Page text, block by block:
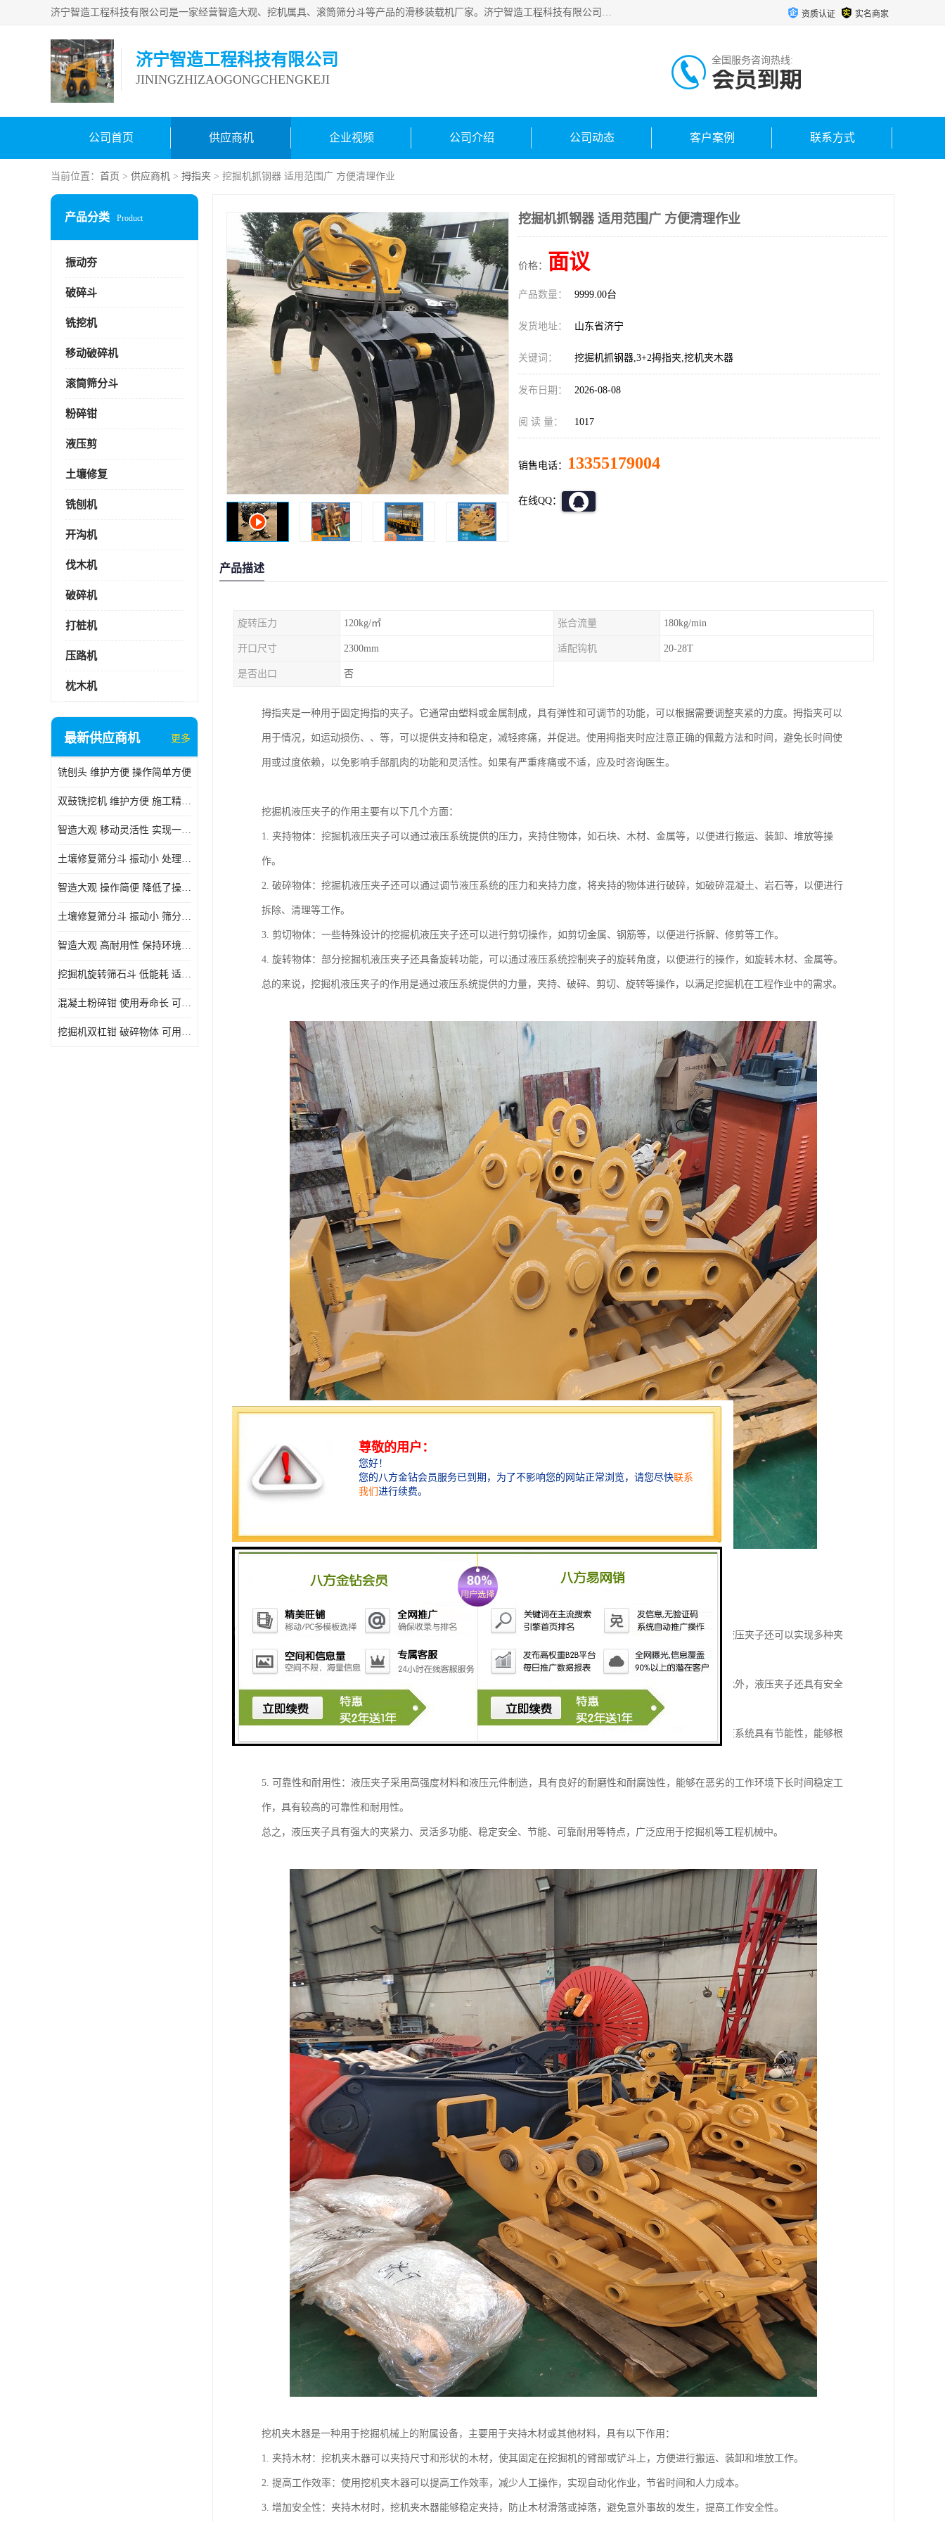
济宁智造工程科技有限公司是一家经营智造大观、挖机属具、滚筒筛分斗等产品的滑移装载机厂家。济宁智造工程科技有限公司奉行以质量赢得用户，诚信为本，互利共赢的宗旨，依靠雄厚的技术力量，科学的管理制度，先进的加工检测设备，始终坚持以客户为中心，免费咨询！ 资质认证 实名商家
济宁智造工程科技有限公司
JININGZHIZAOGONGCHENGKEJI
全国服务咨询热线:
会员到期
公司首页 供应商机 企业视频 公司介绍 公司动态 客户案例 联系方式
当前位置： 首页 > 供应商机 > 拇指夹 > 挖掘机抓钢器 适用范围广 方便清理作业
产品分类 Product
振动夯
破碎斗
铣挖机
移动破碎机
滚筒筛分斗
粉碎钳
液压剪
土壤修复
铣刨机
开沟机
伐木机
破碎机
打桩机
压路机
枕木机
最新供应商机 更多
铣刨头 维护方便 操作简单方便
双鼓铣挖机 维护方便 施工精度高
智造大观 移动灵活性 实现一机多用
土壤修复筛分斗 振动小 处理能力大
智造大观 操作简便 降低了操作难度
土壤修复筛分斗 振动小 筛分效果可调节
智造大观 高耐用性 保持环境整洁
挖掘机旋转筛石斗 低能耗 适用范围广
混凝土粉碎钳 使用寿命长 可用于多种场合
挖掘机双杠钳 破碎物体 可用于多种场合
挖掘机抓钢器 适用范围广 方便清理作业
价格： 面议
产品数量： 9999.00台
发货地址： 山东省济宁
关键词： 挖掘机抓钢器,3+2拇指夹,挖机夹木器
发布日期： 2026-08-08
阅 读 量： 1017
销售电话： 13355179004
在线QQ：
产品描述
旋转压力 120kg/㎡ 张合流量 180kg/min
开口尺寸 2300mm 适配钩机 20-28T
是否出口 否
拇指夹是一种用于固定拇指的夹子。它通常由塑料或金属制成，具有弹性和可调节的功能，可以根据需要调整夹紧的力度。拇指夹可以
用于情况，如运动损伤、、等，可以提供支持和稳定，减轻疼痛，并促进。使用拇指夹时应注意正确的佩戴方法和时间，避免长时间使
用或过度依赖，以免影响手部肌肉的功能和灵活性。如果有严重疼痛或不适，应及时咨询医生。
挖掘机液压夹子的作用主要有以下几个方面：
1. 夹持物体：挖掘机液压夹子可以通过液压系统提供的压力，夹持住物体，如石块、木材、金属等，以便进行搬运、装卸、堆放等操
作。
2. 破碎物体：挖掘机液压夹子还可以通过调节液压系统的压力和夹持力度，将夹持的物体进行破碎，如破碎混凝土、岩石等，以便进行
拆除、清理等工作。
3. 剪切物体：一些特殊设计的挖掘机液压夹子还可以进行剪切操作，如剪切金属、钢筋等，以便进行拆解、修剪等工作。
4. 旋转物体：部分挖掘机液压夹子还具备旋转功能，可以通过液压系统控制夹子的旋转角度，以便进行的操作，如旋转木材、金属等。
总的来说，挖掘机液压夹子的作用是通过液压系统提供的力量，夹持、破碎、剪切、旋转等操作，以满足挖掘机在工程作业中的需求。
挖掘机液压夹子的特点包括：
1. 强大的夹紧力：液压夹子通过液压系统提供高压力，能够夹紧和固定材料和物体，具有较强的夹紧力。
2. 灵活性和多功能性：液压夹子可以根据需要调整夹紧力的大小，适应不同材料和物体的夹紧需求。同时，液压夹子还可以实现多种夹
紧方式，如夹紧、抓取、旋转等，具有较强的适应性和多功能性。
3. 稳定性和安全性：液压夹子采用液压系统控制，具有稳定可靠的工作性能，能够在工况下实现夹紧操作。此外，液压夹子还具有安全
保护装置，如过载保护、漏油报警等，保障操作人员和设备的安全。
4. 性和节能性：液压夹子通过液压系统提供动力，具有快速夹紧和释放的能力，提高了工作效率。同时，液压系统具有节能性，能够根
5. 可靠性和耐用性：液压夹子采用高强度材料和液压元件制造，具有良好的耐磨性和耐腐蚀性，能够在恶劣的工作环境下长时间稳定工
作，具有较高的可靠性和耐用性。
总之，液压夹子具有强大的夹紧力、灵活多功能、稳定安全、节能、可靠耐用等特点，广泛应用于挖掘机等工程机械中。
挖机夹木器是一种用于挖掘机械上的附属设备，主要用于夹持木材或其他材料，具有以下作用：
1. 夹持木材：挖机夹木器可以夹持尺寸和形状的木材，使其固定在挖掘机的臂部或铲斗上，方便进行搬运、装卸和堆放工作。
2. 提高工作效率：使用挖机夹木器可以提高工作效率，减少人工操作，实现自动化作业，节省时间和人力成本。
3. 增加安全性：夹持木材时，挖机夹木器能够稳定夹持，防止木材滑落或掉落，避免意外事故的发生，提高工作安全性。